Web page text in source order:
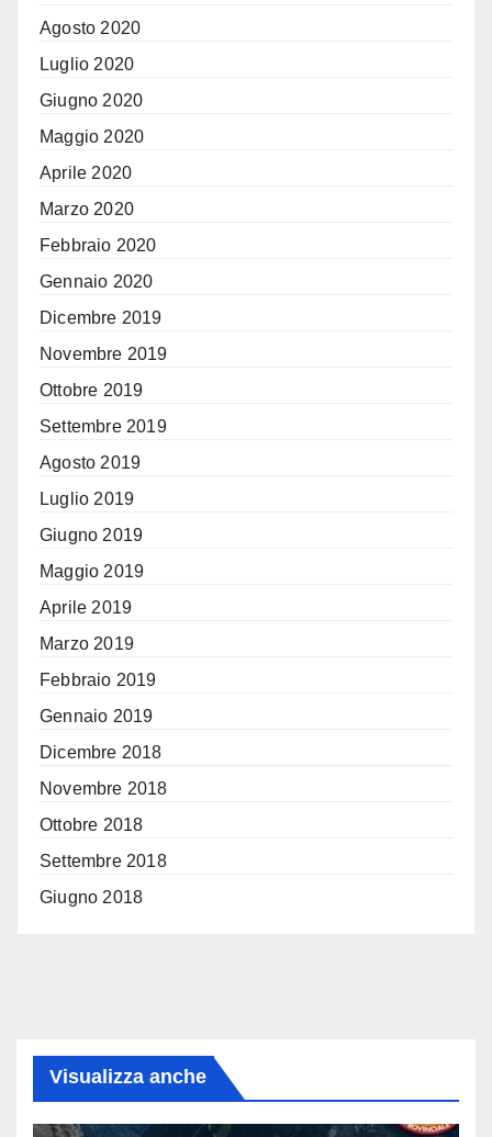
Agosto 2020
Luglio 2020
Giugno 2020
Maggio 2020
Aprile 2020
Marzo 2020
Febbraio 2020
Gennaio 2020
Dicembre 2019
Novembre 2019
Ottobre 2019
Settembre 2019
Agosto 2019
Luglio 2019
Giugno 2019
Maggio 2019
Aprile 2019
Marzo 2019
Febbraio 2019
Gennaio 2019
Dicembre 2018
Novembre 2018
Ottobre 2018
Settembre 2018
Giugno 2018
Visualizza anche